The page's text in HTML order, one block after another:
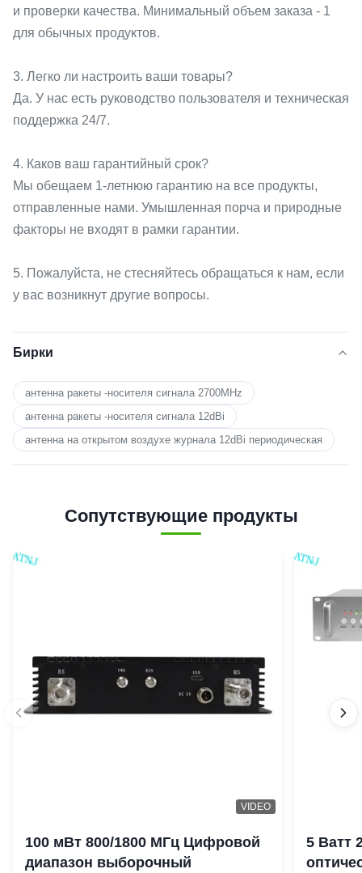
и проверки качества. Минимальный объем заказа - 1
для обычных продуктов.
3. Легко ли настроить ваши товары?
Да. У нас есть руководство пользователя и техническая
поддержка 24/7.
4. Каков ваш гарантийный срок?
Мы обещаем 1-летнюю гарантию на все продукты,
отправленные нами. Умышленная порча и природные
факторы не входят в рамки гарантии.
5. Пожалуйста, не стесняйтесь обращаться к нам, если
у вас возникнут другие вопросы.
Бирки
антенна ракеты -носителя сигнала 2700MHz
антенна ракеты -носителя сигнала 12dBi
антенна на открытом воздухе журнала 12dBi периодическая
Сопутствующие продукты
VIDEO
100 мВт 800/1800 МГц Цифровой
диапазон выборочный
5 Ватт